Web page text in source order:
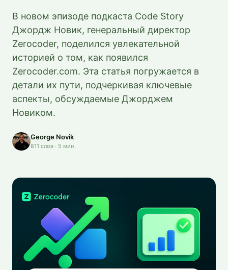
В новом эпизоде подкаста Code Story
Джордж Новик, генеральный директор
Zerocoder, поделился увлекательной
историей о том, как появился
Zerocoder.com. Эта статья погружается в
детали их пути, подчеркивая ключевые
аспекты, обсуждаемые Джорджем
Новиком.
George Novik
811 слов · 5 мин